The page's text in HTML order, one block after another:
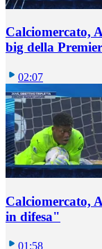
Calciomercato,
big della
02:07
Calciomercato,
in difesa"
01:58